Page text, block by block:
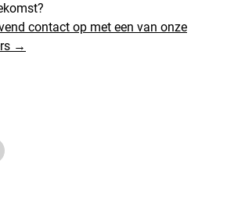
contact op met een van onze
→